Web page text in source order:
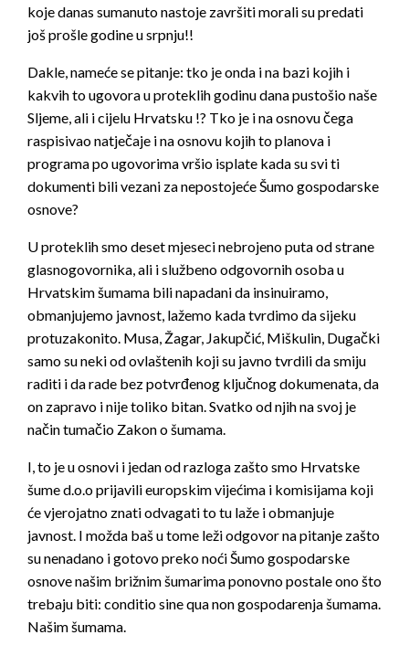
koje danas sumanuto nastoje završiti morali su predati
još prošle godine u srpnju!!
Dakle, nameće se pitanje: tko je onda i na bazi kojih i
kakvih to ugovora u proteklih godinu dana pustošio naše
Sljeme, ali i cijelu Hrvatsku !? Tko je i na osnovu čega
raspisivao natječaje i na osnovu kojih to planova i
programa po ugovorima vršio isplate kada su svi ti
dokumenti bili vezani za nepostojeće Šumo gospodarske
osnove?
U proteklih smo deset mjeseci nebrojeno puta od strane
glasnogovornika, ali i službeno odgovornih osoba u
Hrvatskim šumama bili napadani da insinuiramo,
obmanjujemo javnost, lažemo kada tvrdimo da sijeku
protuzakonito. Musa, Žagar, Jakupčić, Miškulin, Dugački
samo su neki od ovlaštenih koji su javno tvrdili da smiju
raditi i da rade bez potvrđenog ključnog dokumenata, da
on zapravo i nije toliko bitan. Svatko od njih na svoj je
način tumačio Zakon o šumama.
I, to je u osnovi i jedan od razloga zašto smo Hrvatske
šume d.o.o prijavili europskim vijećima i komisijama koji
će vjerojatno znati odvagati to tu laže i obmanjuje
javnost. I možda baš u tome leži odgovor na pitanje zašto
su nenadano i gotovo preko noći Šumo gospodarske
osnove našim brižnim šumarima ponovno postale ono što
trebaju biti: conditio sine qua non gospodarenja šumama.
Našim šumama.